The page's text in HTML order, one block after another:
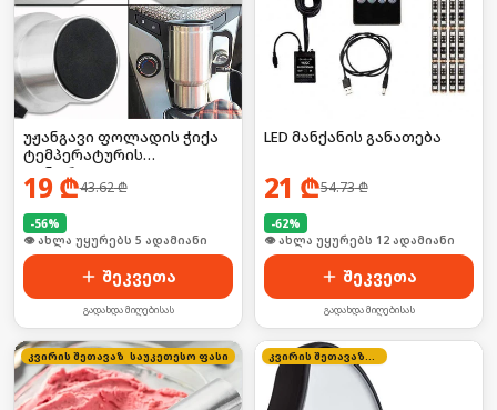
უჟანგავი ფოლადის ჭიქა
ტემპერატურის
კონტროლით
19 ₾43.62₾
-56%
🛒 ბოლო 24სთ-ში იყიდა 7-მა
შეკვეთა
გადახდა მიღებისას
LED მანქანის განათება
21 ₾54.73₾
-62%
🛒 ბოლო 24სთ-ში იყიდა 18-მა
შეკვეთა
გადახდა მიღებისას
კვირის შეთავაზებასაუკეთესო ფასი